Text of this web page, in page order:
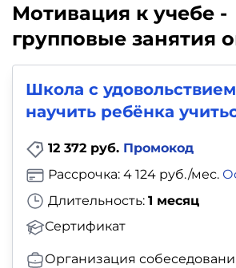
Мотивация к учебе -
групповые занятия
Школа с
научить ребёнка
12 372 руб. Промокод
Длительность: 1 месяц
Сертификат
Рассрочка: 4 124 руб./мес.
Организация